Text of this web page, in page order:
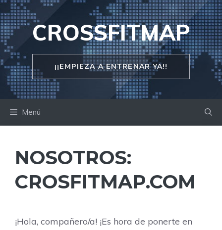
Saltar
al
contenidoCROSSFITMAP
¡¡EMPIEZA A ENTRENAR YA!!
Menú
NOSOTROS:
CROSFITMAP.COM
¡Hola, compañero/a! ¡Es hora de ponerte en